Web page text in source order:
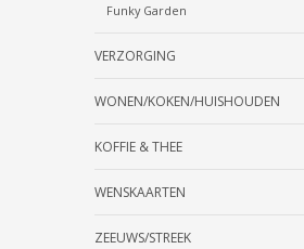
Funky Garden
VERZORGING
WONEN/KOKEN/HUISHOUDEN
KOFFIE & THEE
WENSKAARTEN
ZEEUWS/STREEK